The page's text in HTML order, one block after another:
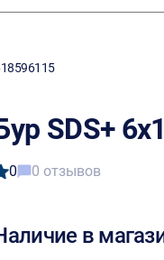
SDS+
0 0 отзывов
в